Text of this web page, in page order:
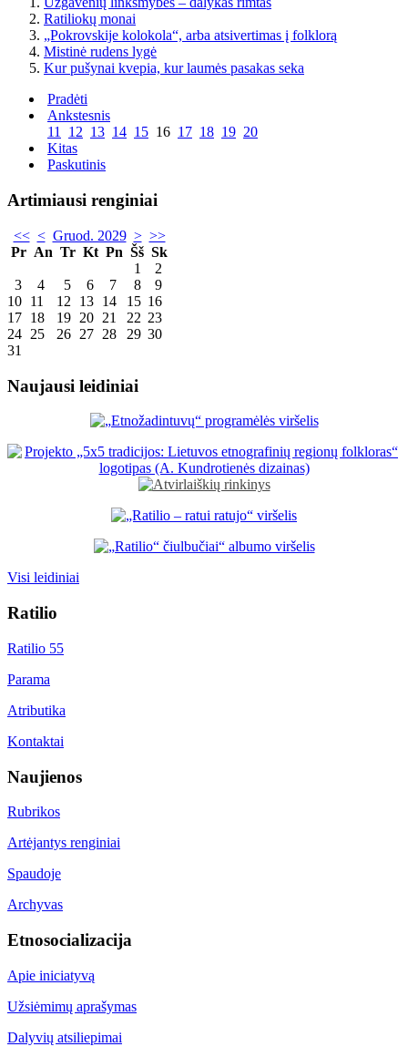
Ratiliokų monai
„Pokrovskije kolokola“, arba atsivertimas į folklorą
Mistinė rudens lygė
Kur pušynai kvepia, kur laumės pasakas seka
Pradėti
Ankstesnis
11 12 13 14 15 16 17 18 19 20
Kitas
Paskutinis
Artimiausi renginiai
<< < Gruod. 2029 > >>
Pr An Tr Kt Pn Šš Sk
1
2
3
4 5 6 7 8
9
10 11 12 13 14 15 16
17 18 19 20 21 22 23
24 25 26 27 28 29 30
31
Naujausi leidiniai
Visi leidiniai
Ratilio
Ratilio 55
Parama
Atributika
Kontaktai
Naujienos
Rubrikos
Artėjantys renginiai
Spaudoje
Archyvas
Etnosocializacija
Apie iniciatyvą
Užsiėmimų aprašymas
Dalyvių atsiliepimai